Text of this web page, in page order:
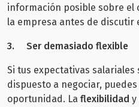
información posible sobre el
la empresa antes de discutir
3. Ser demasiado flexible
Si tus expectativas salariales
dispuesto a negociar,
oportunidad. La flexibilidad y